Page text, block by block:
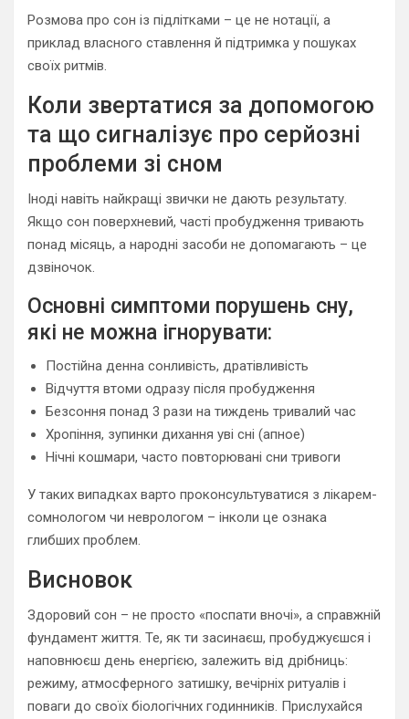
Розмова про сон із підлітками – це не нотації, а
приклад власного ставлення й підтримка у пошуках
своїх ритмів.
Коли звертатися за допомогою
та що сигналізує про серйозні
проблеми зі сном
Іноді навіть найкращі звички не дають результату.
Якщо сон поверхневий, часті пробудження тривають
понад місяць, а народні засоби не допомагають – це
дзвіночок.
Основні симптоми порушень сну,
які не можна ігнорувати:
Постійна денна сонливість, дратівливість
Відчуття втоми одразу після пробудження
Безсоння понад 3 рази на тиждень тривалий час
Хропіння, зупинки дихання уві сні (апное)
Нічні кошмари, часто повторювані сни тривоги
У таких випадках варто проконсультуватися з лікарем-
сомнологом чи неврологом – інколи це ознака
глибших проблем.
Висновок
Здоровий сон – не просто «поспати вночі», а справжній
фундамент життя. Те, як ти засинаєш, пробуджуєшся і
наповнюєш день енергією, залежить від дрібниць:
режиму, атмосферного затишку, вечірніх ритуалів і
поваги до своїх біологічних годинників. Прислухайся